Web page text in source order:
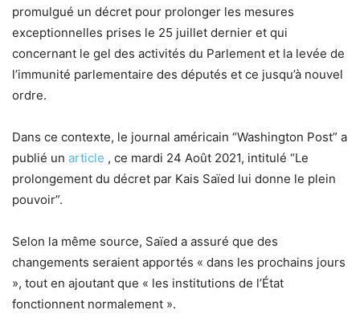
promulgué un décret pour prolonger les mesures
exceptionnelles prises le 25 juillet dernier et qui
concernant le gel des activités du Parlement et la levée de
l’immunité parlementaire des députés et ce jusqu’à nouvel
ordre.
Dans ce contexte, le journal américain “Washington Post” a
publié un article , ce mardi 24 Août 2021, intitulé “Le
prolongement du décret par Kais Saïed lui donne le plein
pouvoir”.
Selon la même source, Saïed a assuré que des
changements seraient apportés « dans les prochains jours
», tout en ajoutant que « les institutions de l’État
fonctionnent normalement ».